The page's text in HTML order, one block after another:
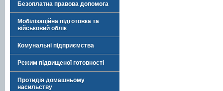
Безоплатна правова допомога
Мобілізаційна підготовка та
військовий облік
Комунальні підприємства
Режим підвищеної готовності
Протидія домашньому
насильству